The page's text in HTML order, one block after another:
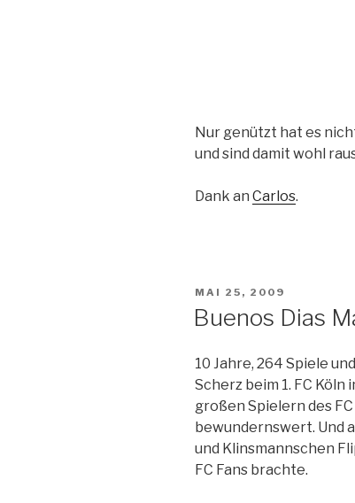
Nur genützt hat es
und sind damit wohl
Dank an Carlos.
VERÖFFENTLICHT
MAI 25, 2009
Buenos Dias
10 Jahre, 264 Spiele
Scherz beim 1. FC
großen Spielern des
bewundernswert. Und
und Klinsmannschen
FC Fans brachte.